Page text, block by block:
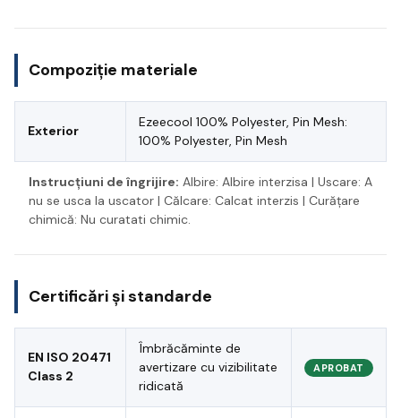
Compoziție materiale
Exterior
Ezeecool 100% Polyester, Pin Mesh:
100% Polyester, Pin Mesh
Instrucțiuni de îngrijire: Albire: Albire interzisa | Uscare: A
nu se usca la uscator | Călcare: Calcat interzis | Curățare
chimică: Nu curatati chimic.
Certificări și standarde
EN ISO 20471
Class 2
Îmbrăcăminte de
avertizare cu vizibilitate
ridicată
APROBAT